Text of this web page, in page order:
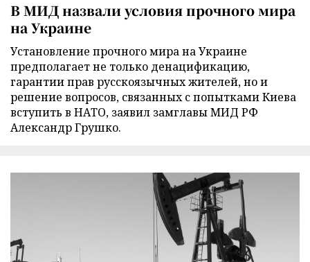
В МИД назвали условия прочного мира
на Украине
Установление прочного мира на Украине
предполагает не только денацификацию,
гарантии прав русскоязычных жителей, но и
решение вопросов, связанных с попытками Киева
вступить в НАТО, заявил замглавы МИД РФ
Александр Грушко.